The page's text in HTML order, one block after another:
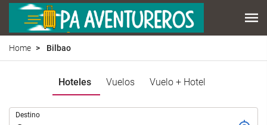
Home Bilbao
Hoteles Vuelos Vuelo + Hotel
Destino